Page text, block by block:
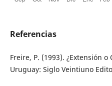
Referencias
Freire, P. (1993). ¿Extensión
Uruguay: Siglo Veintiuno